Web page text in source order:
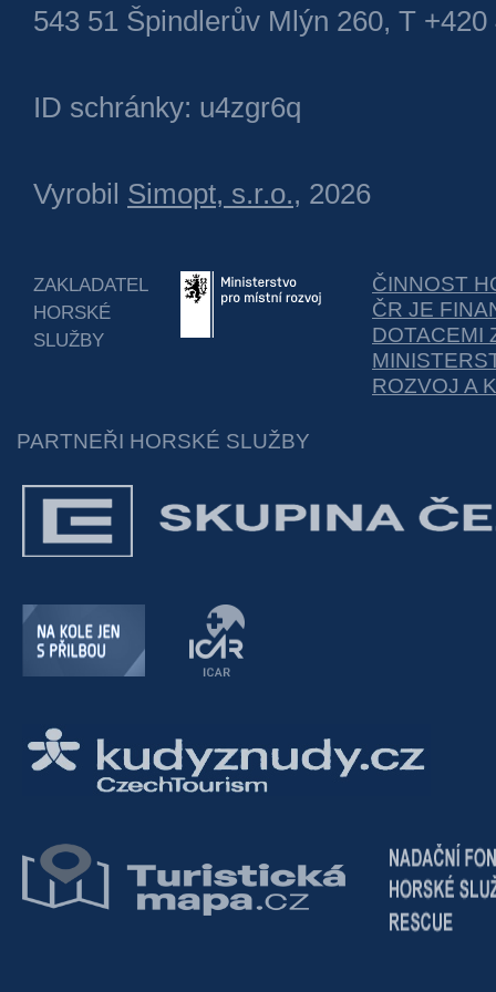
543 51 Špindlerův Mlýn 260, T +420
ID schránky: u4zgr6q
Vyrobil Simopt, s.r.o., 2026
ZAKLADATEL
HORSKÉ
SLUŽBY
ČINNOST
ČR JE
DOTACEMI
ROZVOJ A
PARTNEŘI HORSKÉ SLUŽBY